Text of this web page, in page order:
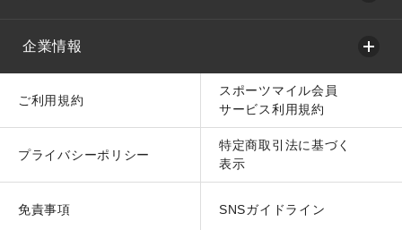
企業情報
ご利用規約
スポーツマイル会員
サービス利用規約
プライバシーポリシー
特定商取引法に基づく
表示
免責事項 SNSガイドライン